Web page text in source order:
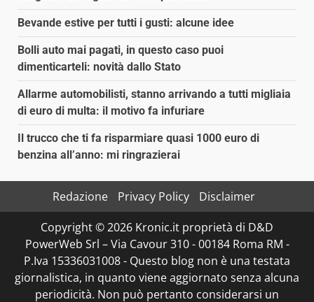
Bevande estive per tutti i gusti: alcune idee
Bolli auto mai pagati, in questo caso puoi
dimenticarteli: novità dallo Stato
Allarme automobilisti, stanno arrivando a tutti migliaia
di euro di multa: il motivo fa infuriare
Il trucco che ti fa risparmiare quasi 1000 euro di
benzina all’anno: mi ringrazierai
Redazione Privacy Policy
Disclaimer
Copyright © 2026 Kronic.it proprietà di D&D
PowerWeb Srl – Via Cavour 310 - 00184 Roma RM -
P.Iva 15336031008 - Questo blog non è una testata
giornalistica, in quanto viene aggiornato senza alcuna
periodicità. Non può pertanto considerarsi un